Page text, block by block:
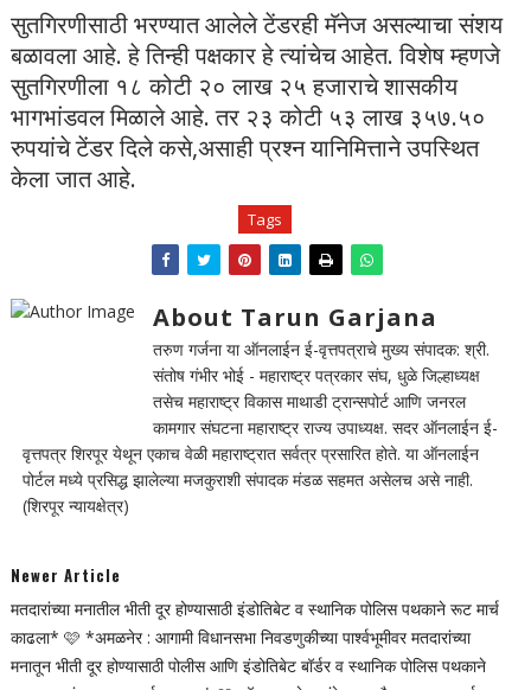
सुतगिरणीसाठी भरण्यात आलेले टेंडरही मॅनेज असल्याचा संशय
बळावला आहे. हे तिन्ही पक्षकार हे त्यांचेच आहेत. विशेष म्हणजे
सुतगिरणीला १८ कोटी २० लाख २५ हजाराचे शासकीय
भागभांडवल मिळाले आहे. तर २३ कोटी ५३ लाख ३५७.५०
रुपयांचे टेंडर दिले कसे,असाही प्रश्न यानिमित्ताने उपस्थित
केला जात आहे.
Tags
About Tarun Garjana
तरुण गर्जना या ऑनलाईन ई-वृत्तपत्राचे मुख्य संपादक: श्री.
संतोष गंभीर भोई - महाराष्ट्र पत्रकार संघ, धुळे जिल्हाध्यक्ष
तसेच महाराष्ट्र विकास माथाडी ट्रान्सपोर्ट आणि जनरल
कामगार संघटना महाराष्ट्र राज्य उपाध्यक्ष. सदर ऑनलाईन ई-
वृत्तपत्र शिरपूर येथून एकाच वेळी महाराष्ट्रात सर्वत्र प्रसारित होते. या ऑनलाईन
पोर्टल मध्ये प्रसिद्ध झालेल्या मजकुराशी संपादक मंडळ सहमत असेलच असे नाही.
(शिरपूर न्यायक्षेत्र)
Newer Article
मतदारांच्या मनातील भीती दूर होण्यासाठी इंडोतिबेट व स्थानिक पोलिस पथकाने रूट मार्च
काढला* 🩷 *अमळनेर : आगामी विधानसभा निवडणुकीच्या पार्श्वभूमीवर मतदारांच्या
मनातून भीती दूर होण्यासाठी पोलीस आणि इंडोतिबेट बॉर्डर व स्थानिक पोलिस पथकाने